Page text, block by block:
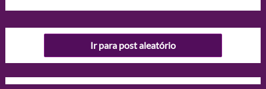
Ir para post aleatório